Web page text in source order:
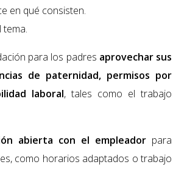
en qué consisten.
para los padres aprovechar sus
de paternidad, permisos por
laboral, tales como el trabajo
abierta con el empleador para
como horarios adaptados o trabajo